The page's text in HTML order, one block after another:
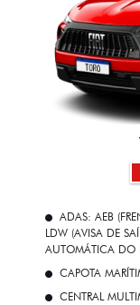
ADAS: AEB
LDW (AVISA DE
AUTOMÁTICA DO
CAPOTA
CENTRAL